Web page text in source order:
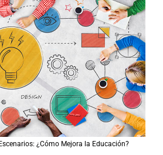
¿Cómo Mejora la Educación?